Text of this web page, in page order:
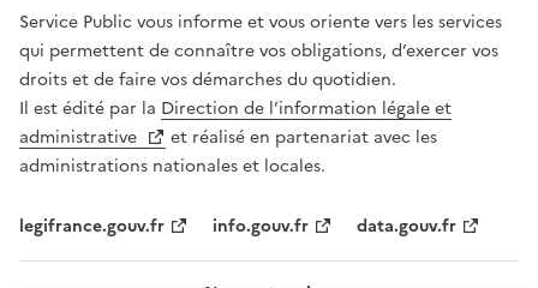
Service Public vous informe et vous oriente vers les services
qui permettent de connaître vos obligations, d’exercer vos
droits et de faire vos démarches du quotidien.
Il est édité par la Direction de l’information légale et
administrative
et réalisé en partenariat avec les
administrations nationales et locales.
legifrance.gouv.fr info.gouv.fr data.gouv.fr